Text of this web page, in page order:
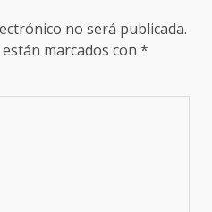
no será publicada.
marcados con *